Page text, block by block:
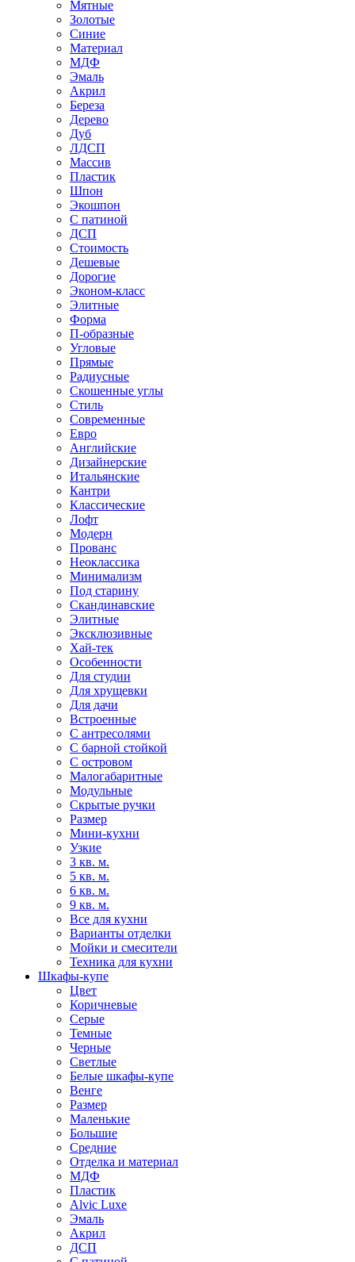
Мятные
Золотые
Синие
Материал
МДФ
Эмаль
Акрил
Береза
Дерево
Дуб
ЛДСП
Массив
Пластик
Шпон
Экошпон
С патиной
ДСП
Стоимость
Дешевые
Дорогие
Эконом-класс
Элитные
Форма
П-образные
Угловые
Прямые
Радиусные
Скошенные углы
Стиль
Современные
Евро
Английские
Дизайнерские
Итальянские
Кантри
Классические
Лофт
Модерн
Прованс
Неоклассика
Минимализм
Под старину
Скандинавские
Элитные
Эксклюзивные
Хай-тек
Особенности
Для студии
Для хрущевки
Для дачи
Встроенные
С антресолями
С барной стойкой
С островом
Малогабаритные
Модульные
Скрытые ручки
Размер
Мини-кухни
Узкие
3 кв. м.
5 кв. м.
6 кв. м.
9 кв. м.
Все для кухни
Варианты отделки
Мойки и смесители
Техника для кухни
Шкафы-купе
Цвет
Коричневые
Серые
Темные
Черные
Светлые
Белые шкафы-купе
Венге
Размер
Маленькие
Большие
Средние
Отделка и материал
МДФ
Пластик
Alvic Luxe
Эмаль
Акрил
ДСП